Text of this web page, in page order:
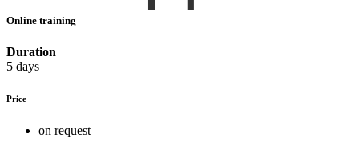
Online training
Duration
5 days
Price
on request